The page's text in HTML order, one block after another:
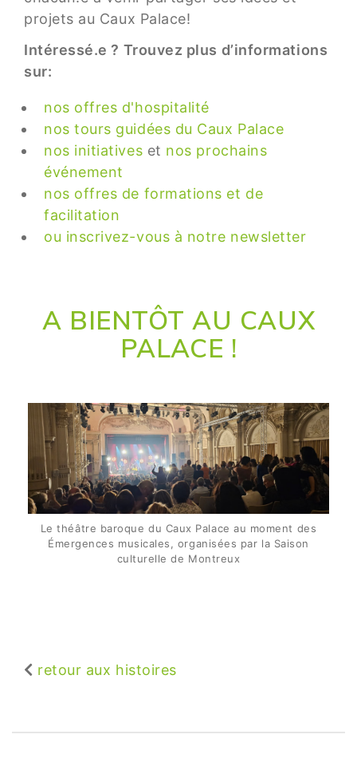
projets au Caux Palace!
Intéressé.e ? Trouvez plus d’informations
sur:
nos offres d'hospitalité
nos tours guidées du Caux Palace
nos initiatives et nos prochains
événement
nos offres de formations et de
facilitation
ou inscrivez-vous à notre newsletter
A BIENTÔT AU CAUX
PALACE !
Le théâtre baroque du Caux Palace au moment des
Émergences musicales, organisées par la Saison
culturelle de Montreux
retour aux histoires